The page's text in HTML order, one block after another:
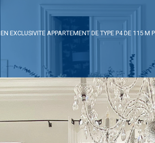
EN EXCLUSIVITE APPARTEMENT DE TYPE P4 DE 115 M